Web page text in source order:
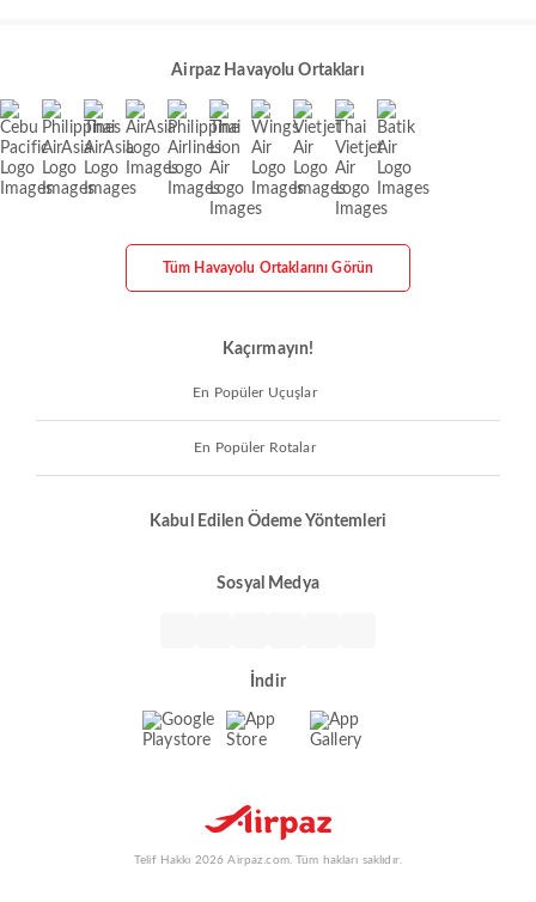
Airpaz Havayolu Ortakları
Tüm Havayolu Ortaklarını Görün
Kaçırmayın!
En Popüler Uçuşlar
En Popüler Rotalar
Kabul Edilen Ödeme Yöntemleri
Sosyal Medya
İndir
Telif Hakkı 2026 Airpaz.com. Tüm hakları saklıdır.